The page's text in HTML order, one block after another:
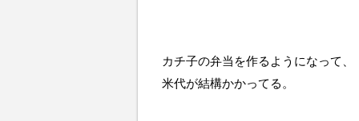
カチ子の弁当を作るようになって、
米代が結構かかってる。